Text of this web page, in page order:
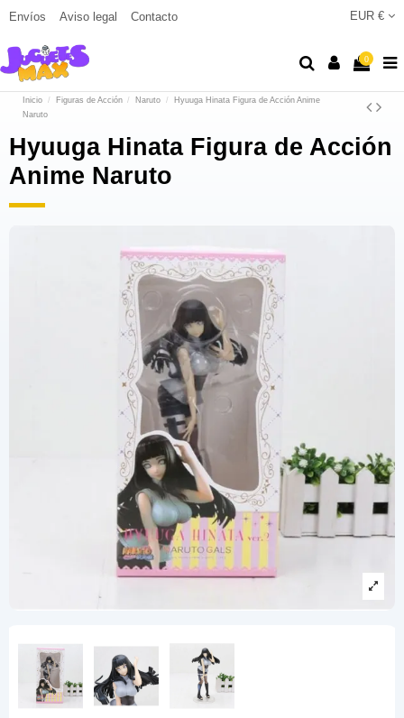
Envíos Aviso legal Contacto EUR €
0
Inicio Figuras de Acción Naruto
Hyuuga Hinata Figura de Acción Anime
Naruto
Hyuuga Hinata Figura de Acción
Anime Naruto